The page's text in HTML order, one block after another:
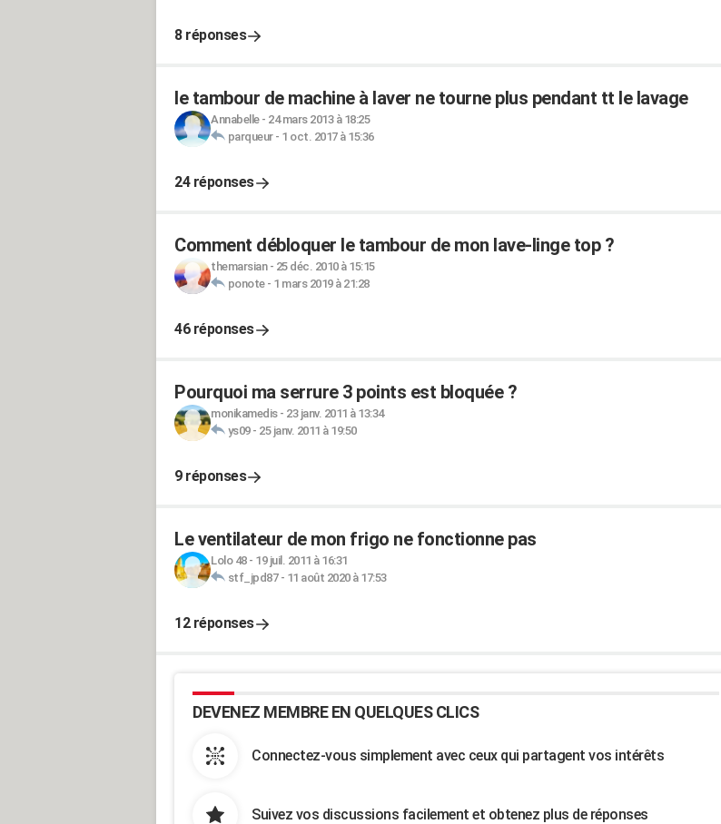
8 réponses
le tambour de machine à laver ne tourne plus pendant tt le lavage
Annabelle- 24 mars 2013 à 18:25
parqueur- 1 oct. 2017 à 15:36
24 réponses
Comment débloquer le tambour de mon lave-linge top ?
themarsian- 25 déc. 2010 à 15:15
ponote- 1 mars 2019 à 21:28
46 réponses
Pourquoi ma serrure 3 points est bloquée ?
monikamedis- 23 janv. 2011 à 13:34
ys09- 25 janv. 2011 à 19:50
9 réponses
Le ventilateur de mon frigo ne fonctionne pas
Lolo 48- 19 juil. 2011 à 16:31
stf_jpd87- 11 août 2020 à 17:53
12 réponses
DEVENEZ MEMBRE EN QUELQUES CLICS
Connectez-vous simplement avec ceux qui partagent vos intérêts
Suivez vos discussions facilement et obtenez plus de réponses